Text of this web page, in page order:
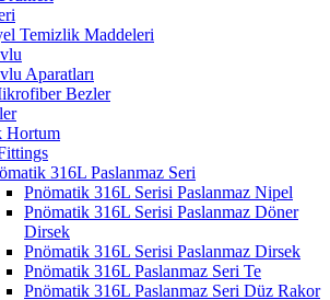
Temizlik Maddeleri
Aparatları
Bezler
Hortum
316L Paslanmaz Seri
Pnömatik 316L Serisi Paslanmaz Nipel
Pnömatik 316L Serisi Paslanmaz Döner
Dirsek
Pnömatik 316L Serisi Paslanmaz Dirsek
Pnömatik 316L Paslanmaz Seri Te
Pnömatik 316L Paslanmaz Seri Düz Rakor